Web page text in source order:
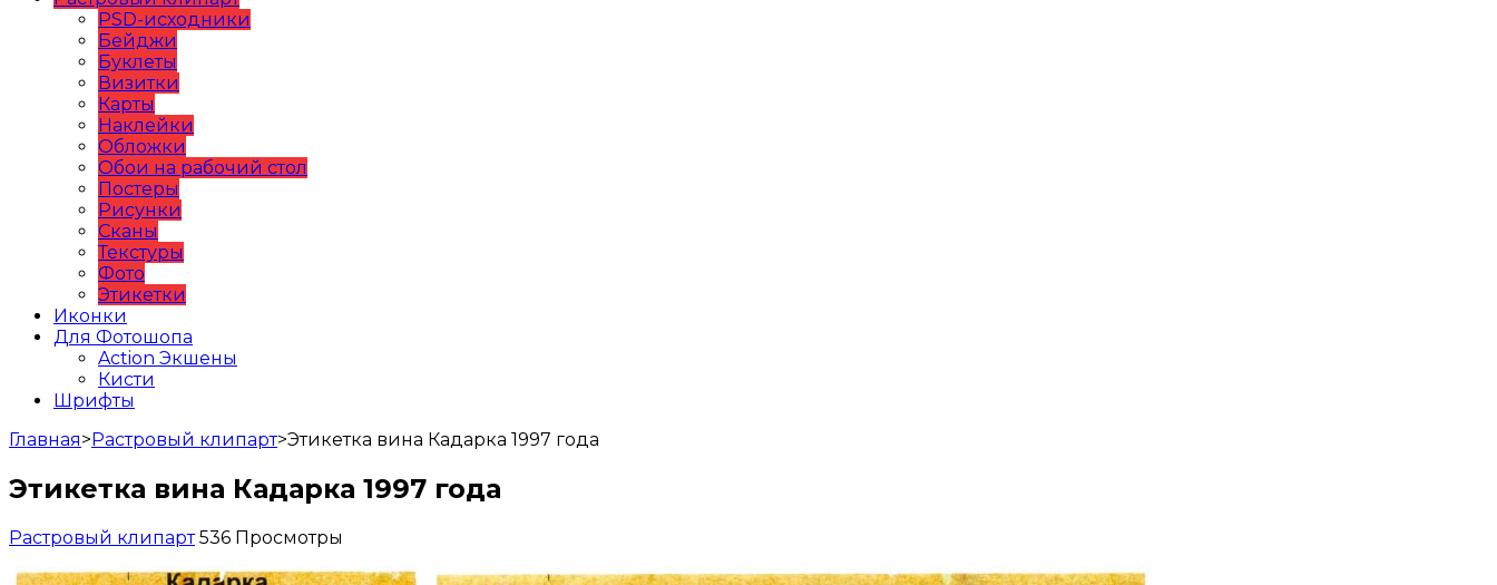
PSD-исходники
Бейджи
Буклеты
Визитки
Карты
Наклейки
Обложки
Обои на рабочий стол
Постеры
Рисунки
Сканы
Текстуры
Фото
Этикетки
Иконки
Для Фотошопа
Action Экшены
Кисти
Шрифты
Главная>Растровый клипарт>Этикетка вина Кадарка 1997 года
Этикетка вина Кадарка 1997 года
Растровый клипарт 536 Просмотры